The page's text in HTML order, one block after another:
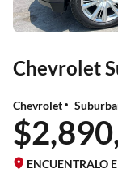
Chevrolet
Chevrolet
ENCUENTRALO